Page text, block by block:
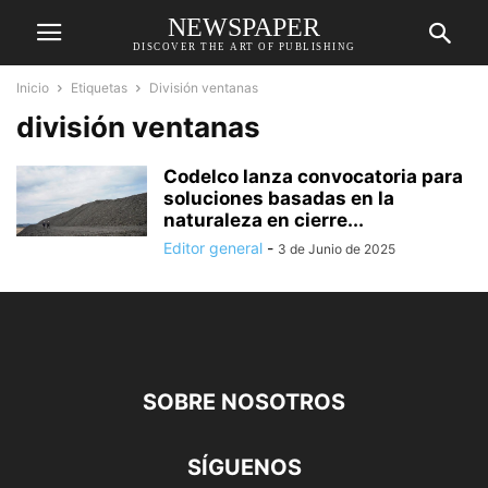
NEWSPAPER
DISCOVER THE ART OF PUBLISHING
Inicio Etiquetas División ventanas
división ventanas
Codelco lanza convocatoria para
soluciones basadas en la
naturaleza en cierre...
Editor general - 3 de Junio de 2025
SOBRE NOSOTROS
SÍGUENOS